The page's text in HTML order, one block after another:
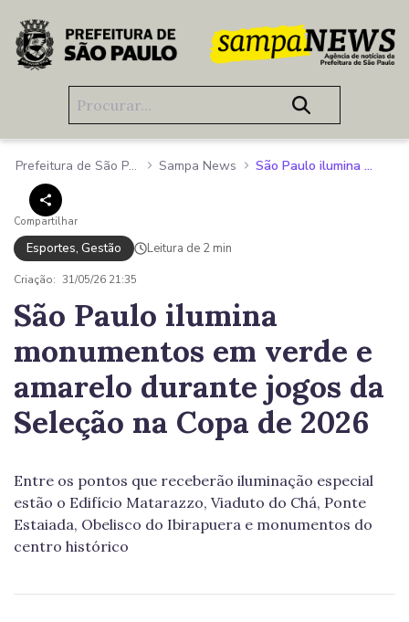
Pular para o Conteúdo principal
Prefeitura de São Paulo Sampa News São Paulo ilumina monumentos em verde e amarelo durante jogos da Seleção na Copa de 2026
Compartilhar
Esportes, Gestão Leitura de 2 min
Criação: 31/05/26 21:35
São Paulo ilumina
monumentos em verde e
amarelo durante jogos da
Seleção na Copa de 2026
Entre os pontos que receberão iluminação especial
estão o Edifício Matarazzo, Viaduto do Chá, Ponte
Estaiada, Obelisco do Ibirapuera e monumentos do
centro histórico